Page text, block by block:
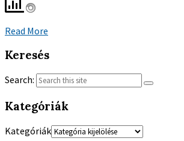
Read More
Keresés
Search:
Kategóriák
Kategóriák